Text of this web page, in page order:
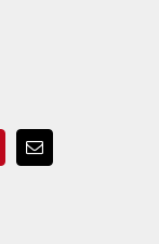
Email